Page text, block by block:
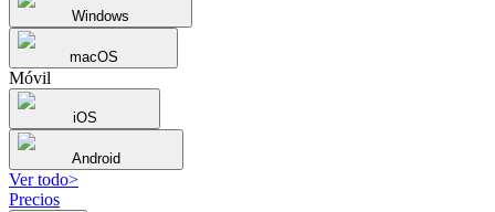
Windows
macOS
Móvil
iOS
Android
Ver todo>
Precios